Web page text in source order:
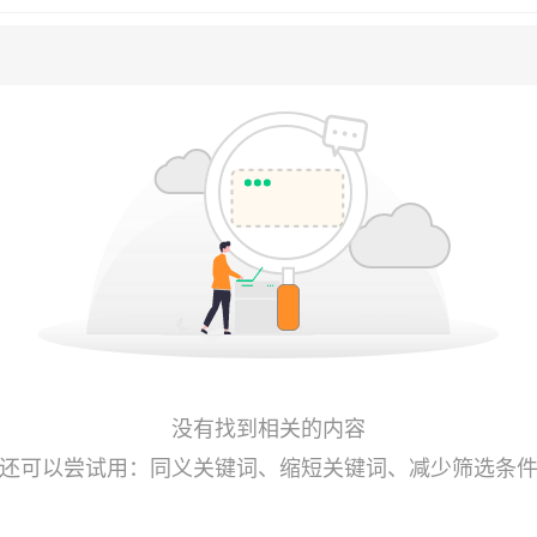
没有找到相关的内容
可以尝试用：同义关键词、缩短关键词、减少筛选条